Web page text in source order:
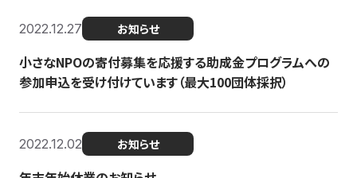
2022.12.27 お知らせ
小さなNPOの寄付募集を応援する助成金プログラムへの
参加申込を受け付けています（最大100団体採択）
2022.12.02 お知らせ